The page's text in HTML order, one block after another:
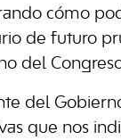
cómo
de futuro
del
del
que nos